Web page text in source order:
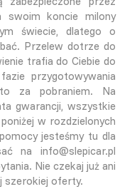
swoim koncie milony
świecie, dlatego o
Przelew dotrze do
trafia do Ciebie do
przygotowywania
za pobraniem. Na
gwarancji, wszystkie
w rozdzielonych
jesteśmy tu dla
na info@slepicar.pl
Nie czekaj już ani
szerokiej oferty.